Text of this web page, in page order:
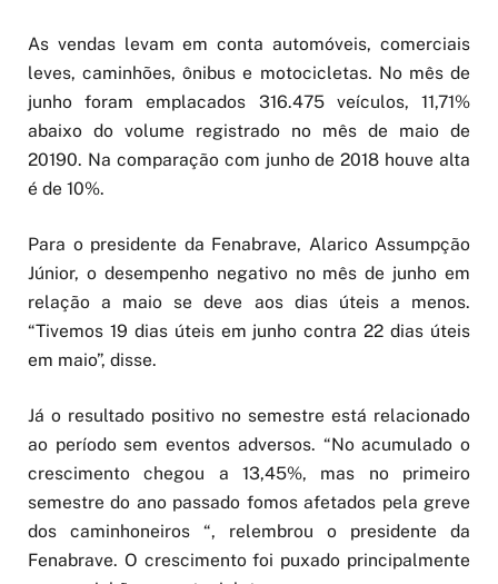
As vendas levam em conta automóveis, comerciais
leves, caminhões, ônibus e motocicletas. No mês de
junho foram emplacados 316.475 veículos, 11,71%
abaixo do volume registrado no mês de maio de
20190. Na comparação com junho de 2018 houve alta
é de 10%.
Para o presidente da Fenabrave, Alarico Assumpção
Júnior, o desempenho negativo no mês de junho em
relação a maio se deve aos dias úteis a menos.
“Tivemos 19 dias úteis em junho contra 22 dias úteis
em maio”, disse.
Já o resultado positivo no semestre está relacionado
ao período sem eventos adversos. “No acumulado o
crescimento chegou a 13,45%, mas no primeiro
semestre do ano passado fomos afetados pela greve
dos caminhoneiros “, relembrou o presidente da
Fenabrave. O crescimento foi puxado principalmente